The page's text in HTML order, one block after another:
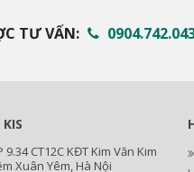
TƯ VẤN:
9.34 CT12C KĐT Kim Văn Kim
Xuân Yêm, Hà Nội